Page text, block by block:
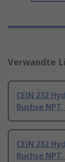
Verwandte
CEJN 232
Buchse
CEJN 232
Buchse